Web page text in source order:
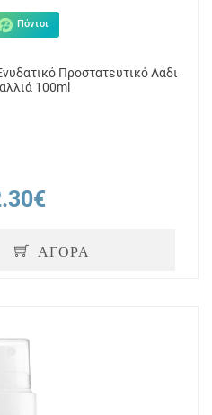
Πόντοι
Προστατευτικό Λάδι
100ml
ΑΓΟΡΑ